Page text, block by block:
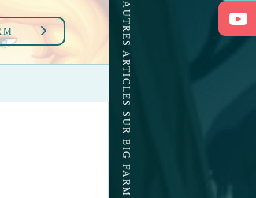
AUTRES ARTICLES SUR BIG FARM